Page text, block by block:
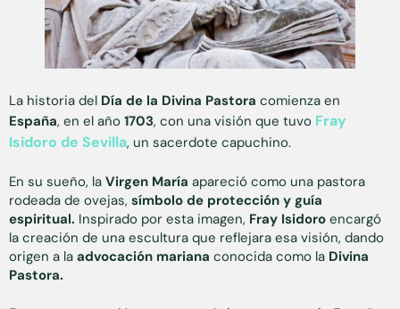
La historia del Día de la Divina Pastora comienza en
España, en el año 1703, con una visión que tuvo Fray
Isidoro de Sevilla, un sacerdote capuchino.
En su sueño, la Virgen María apareció como una pastora
rodeada de ovejas, símbolo de protección y guía
espiritual. Inspirado por esta imagen, Fray Isidoro encargó
la creación de una escultura que reflejara esa visión, dando
origen a la advocación mariana conocida como la Divina
Pastora.